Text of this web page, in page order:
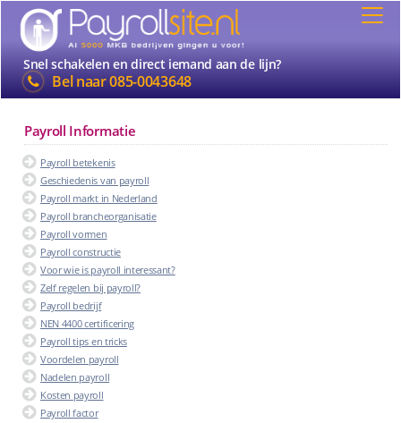
Snel schakelen en direct iemand aan de lijn?
Bel naar085-0043648
Payroll Informatie
Payroll betekenis
Geschiedenis van payroll
Payroll markt in Nederland
Payroll brancheorganisatie
Payroll vormen
Payroll constructie
Voor wie is payroll interessant?
Zelf regelen bij payroll?
Payroll bedrijf
NEN 4400 certificering
Payroll tips en tricks
Voordelen payroll
Nadelen payroll
Kosten payroll
Payroll factor